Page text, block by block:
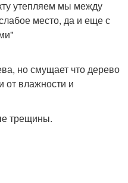
утепляем мы между
место, да и еще с
но смущает что дерево
от влажности и
трещины.